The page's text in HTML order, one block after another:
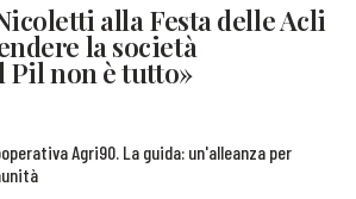
alla Festa delle Acli
la società
non è tutto»
Agri90. La guida: un'alleanza per